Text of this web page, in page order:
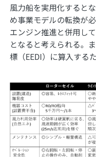
風力船を実用化すると
め事業モデルの転換が
エンジン推進と併用し
となると考えられる。
標（EEDI）に算入する